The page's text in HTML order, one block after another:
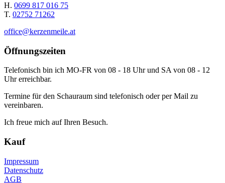
H. 0699 817 016 75
T. 02752 71262
office@kerzenmeile.at
Öffnungszeiten
Telefonisch bin ich MO-FR von 08 - 18 Uhr und SA von 08 - 12
Uhr erreichbar.
Termine für den Schauraum sind telefonisch oder per Mail zu
vereinbaren.
Ich freue mich auf Ihren Besuch.
Kauf
Impressum
Datenschutz
AGB